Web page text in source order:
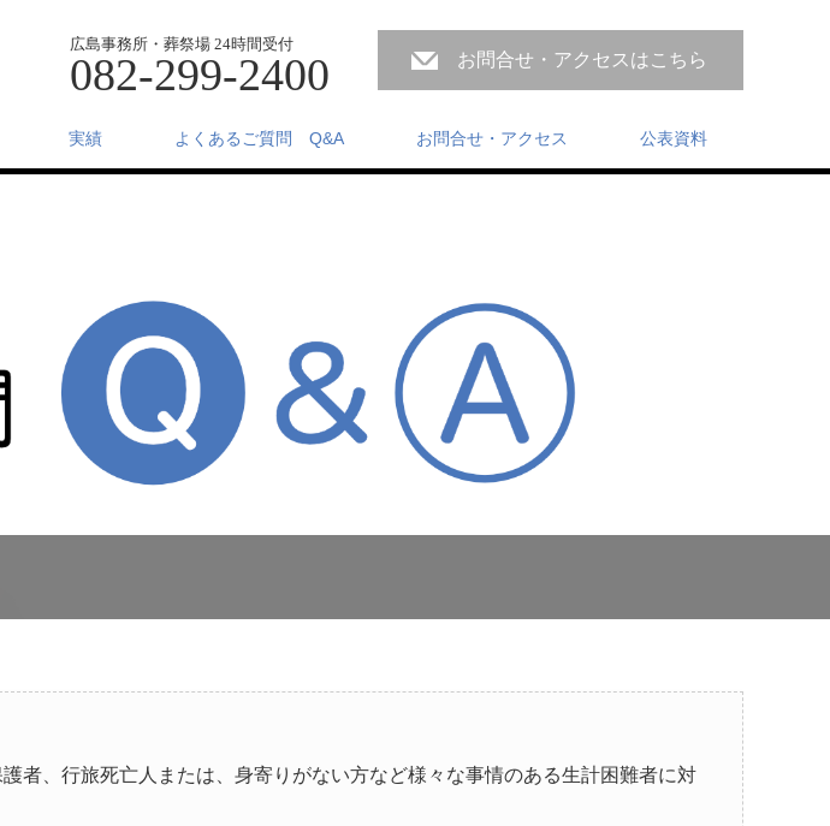
広島事務所・葬祭場 24時間受付
082-299-2400 お問合せ・アクセスはこちら
実績 よくあるご質問 Q&A お問合せ・アクセス 公表資料
者、行旅死亡人または、身寄りがない方など様々な事情のある生計困難者に対